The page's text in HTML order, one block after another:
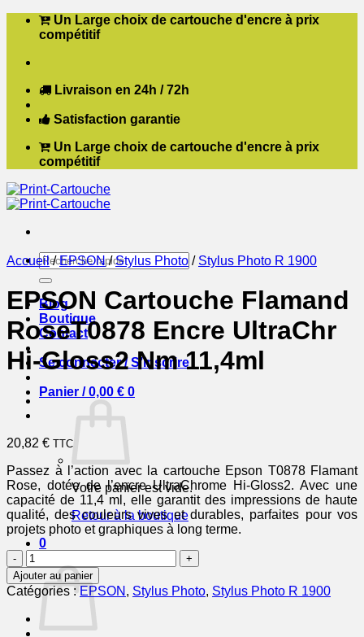
Passer Un Large choix de cartouche d'encre à prix
compétitif
Livraison en 24h / 72h
Satisfaction garantie
Un Large choix de cartouche d'encre à prix
compétitif
Recherche
pour :
Blog
Boutique
Contact
Se connecter / S’inscrire
Panier /0,00 € 0
Votre panier est vide.
Retour à la boutique
0
Accueil / EPSON / Stylus Photo / Stylus Photo R 1900
EPSON Cartouche Flamand
RoseT0878 Encre UltraChr
Hi-Gloss2 Nm 11,4ml
20,82 € TTC
Passez à l’action avec la cartouche Epson T0878 Flamant
Rose, dotée de l’encre UltraChrome Hi-Gloss2. Avec une
capacité de 11,4 ml, elle garantit des impressions de haute
qualité, des couleurs vives et durables, parfaites pour vos
projets photo et graphiques à long terme.
quantité
de
EPSON
Cartouche
Flamand
RoseT0878
Ajouter au panier
Catégories :EPSON , Stylus Photo, Stylus Photo R 1900